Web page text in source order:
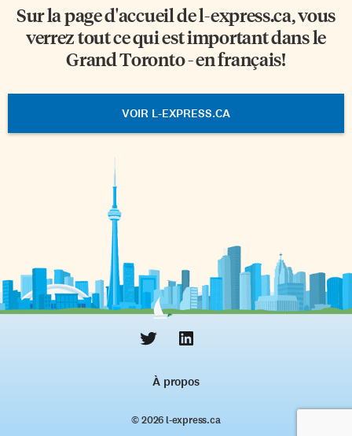
Sur la page d'accueil del-express.ca, vous
verrez tout ce qui est important dans le
Grand Toronto - en français!
VOIR L-EXPRESS.CA
À propos
© 2026 l‑express.ca